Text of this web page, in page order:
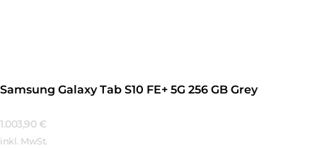
Samsung Galaxy Tab S10 FE+ 5G 256 GB Grey
1.003,90 €
inkl. MwSt.